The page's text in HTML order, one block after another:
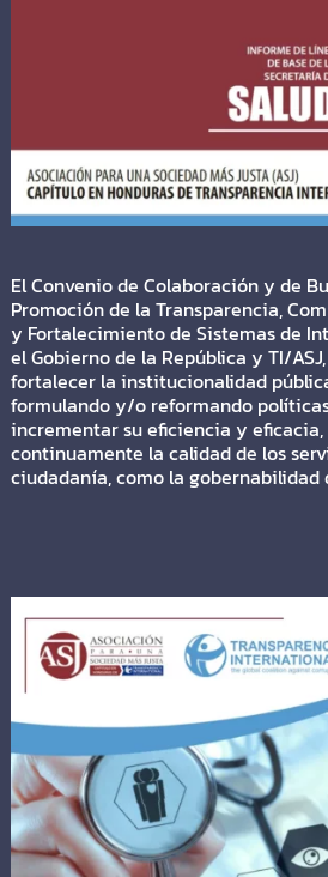
El Convenio de Colaboración y de
Promoción de la Transparencia,
y Fortalecimiento de Sistemas de
el Gobierno de la República y TI/
fortalecer la institucionalidad
formulando y/o reformando
incrementar su eficiencia y
continuamente la calidad de los
ciudadanía, como la